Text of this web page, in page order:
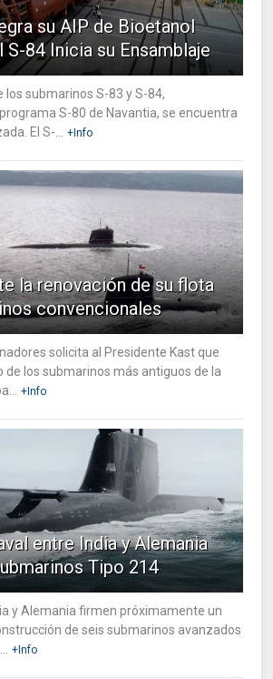
su AIP de Bioetanol
S-84 Inicia su Ensamblaje
los submarinos S-83 y S-84,
S-80 de Navantia, se encuentra
El S-...
+Info
la renovación de su flota
convencionales
solicita al Presidente Kast que
de los submarinos más antiguos de la
+Info
entre India y Alemania
Tipo 214
y Alemania firmen próximamente un
de seis submarinos avanzados
+Info